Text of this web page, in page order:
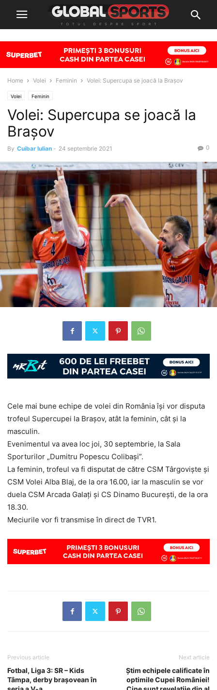
Home Volei Feminin Volei: Supercupa se joacă la Brașov
Volei Feminin
Volei: Supercupa se joacă la
Brașov
By Cuibar Iulian - 24 septembrie 2021 0
Cele mai bune echipe de volei din România îşi vor disputa
trofeul Supercupei la Braşov, atât la feminin, cât şi la
masculin.
Evenimentul va avea loc joi, 30 septembrie, la Sala
Sporturilor „Dumitru Popescu Colibaşi”.
La feminin, trofeul va fi disputat de către CSM Târgovişte şi
CSM Volei Alba Blaj, de la ora 16.00, iar la masculin se vor
duela CSM Arcada Galaţi şi CS Dinamo Bucureşti, de la ora
18.30.
Meciurile vor fi transmise în direct de TVR1.
Previous article
Fotbal, Liga 3: SR – Kids
Tâmpa, derby brașovean în
Next article
Știm echipele calificate în
optimile Cupei României!